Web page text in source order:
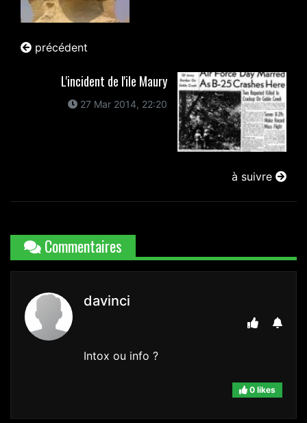
précédent
L'incident de l'ile Maury
27 Mar 2014, 22:20
à suivre
Commentaires
davinci
Intox ou info ?
0 likes